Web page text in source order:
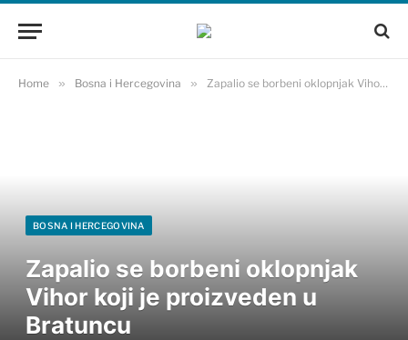
Home » Bosna i Hercegovina » Zapalio se borbeni oklopnjak Vihor koji je proizveden u Bratuncu
BOSNA I HERCEGOVINA
Zapalio se borbeni oklopnjak
Vihor koji je proizveden u
Bratuncu